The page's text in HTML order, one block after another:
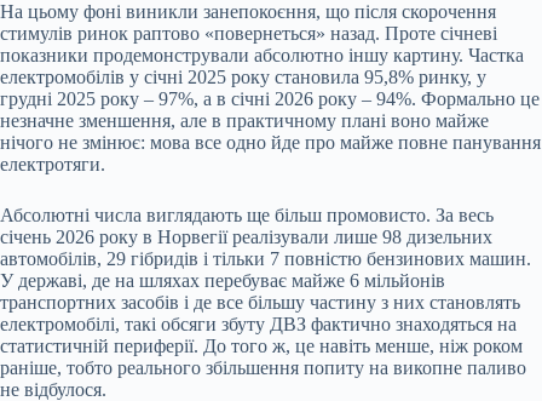
На цьому фоні виникли занепокоєння, що після скорочення
стимулів ринок раптово «повернеться» назад. Проте січневі
показники продемонстрували абсолютно іншу картину. Частка
електромобілів у січні 2025 року становила 95,8% ринку, у
грудні 2025 року – 97%, а в січні 2026 року – 94%. Формально це
незначне зменшення, але в практичному плані воно майже
нічого не змінює: мова все одно йде про майже повне панування
електротяги.
Абсолютні числа виглядають ще більш промовисто. За весь
січень 2026 року в Норвегії реалізували лише 98 дизельних
автомобілів, 29 гібридів і тільки 7 повністю бензинових машин.
У державі, де на шляхах перебуває майже 6 мільйонів
транспортних засобів і де все більшу частину з них становлять
електромобілі, такі обсяги збуту ДВЗ фактично знаходяться на
статистичній периферії. До того ж, це навіть менше, ніж роком
раніше, тобто реального збільшення попиту на викопне паливо
не відбулося.